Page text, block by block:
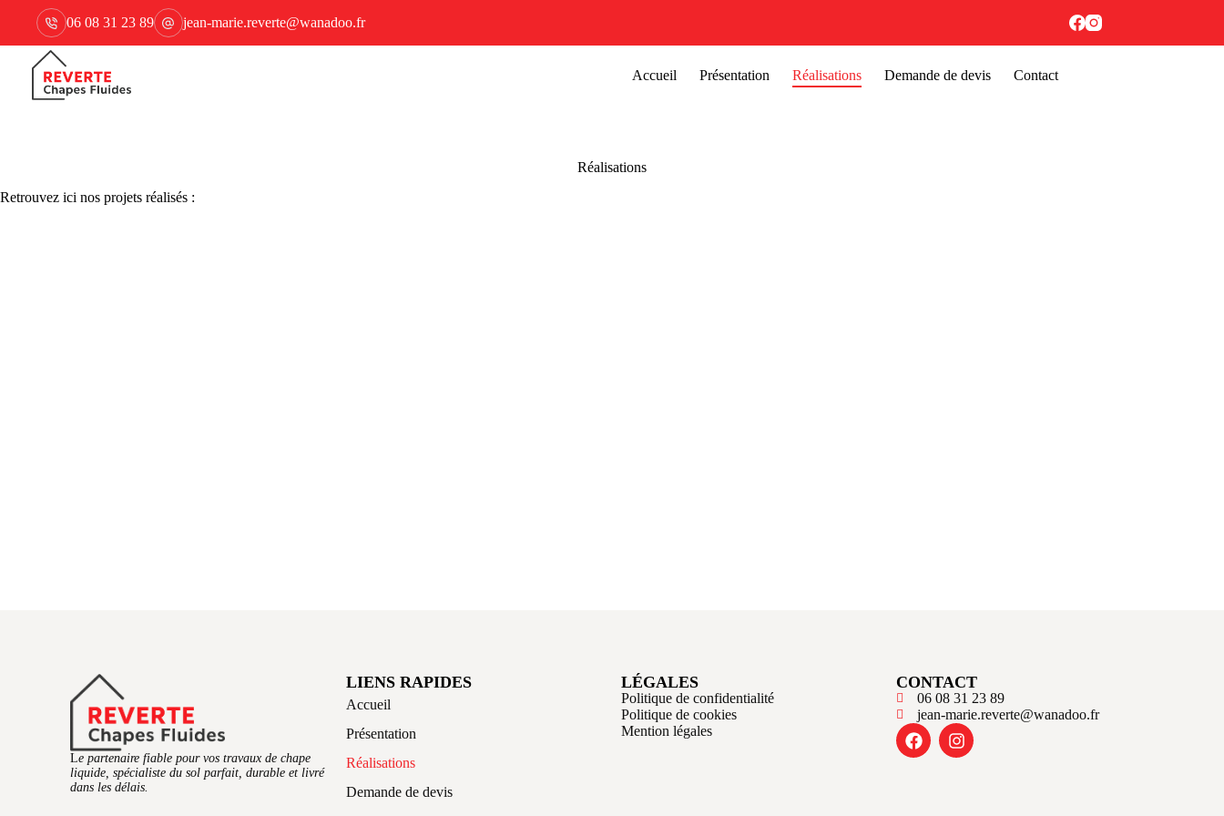
06 08 31 23 89 jean-marie.reverte@wanadoo.fr
Accueil Présentation Réalisations Demande de devis Contact
Réalisations
Retrouvez ici nos projets réalisés :
Le partenaire fiable pour vos travaux de chape
liquide, spécialiste du sol parfait, durable et livré
dans les délais.
LIENS RAPIDES
Accueil
Présentation
Réalisations
Demande de devis
LÉGALES
Politique de confidentialité
Politique de cookies
Mention légales
CONTACT
06 08 31 23 89
jean-marie.reverte@wanadoo.fr